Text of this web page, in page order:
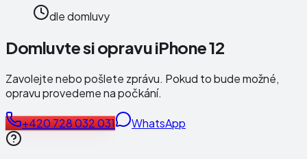
dle domluvy
Domluvte si opravu iPhone 12
Zavolejte nebo pošlete zprávu. Pokud to bude možné,
opravu provedeme na počkání.
+420 728 032 031 WhatsApp